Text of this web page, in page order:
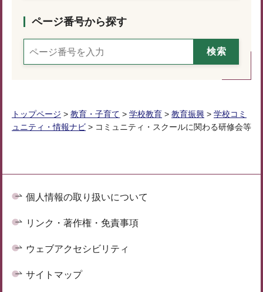
ページ番号から探す
トップページ > 教育・子育て > 学校教育 > 教育振興 > 学校コミ
ュニティ・情報ナビ > コミュニティ・スクールに関わる研修会等
個人情報の取り扱いについて
リンク・著作権・免責事項
ウェブアクセシビリティ
サイトマップ